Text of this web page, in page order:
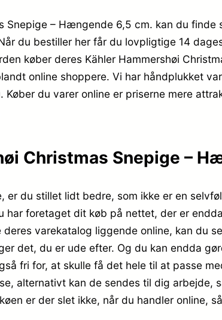
Snepige – Hængende 6,5 cm. kan du
du bestiller her får du lovpligtige 14
køber deres Kähler Hammershøi
online shoppere. Vi har håndplukket
Køber du varer online er priserne mere
Christmas Snepige –
er du stillet lidt bedre, som ikke er en
har foretaget dit køb på nettet, der er
varekatalog liggende online, kan du
det, du er ude efter. Og du kan endda
fri for, at skulle få det hele til at passe
alternativt kan de sendes til dig
er der slet ikke, når du handler